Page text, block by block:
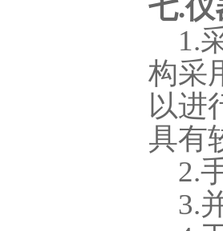
七.仪
1.
构采
以进
具有
2.
3.